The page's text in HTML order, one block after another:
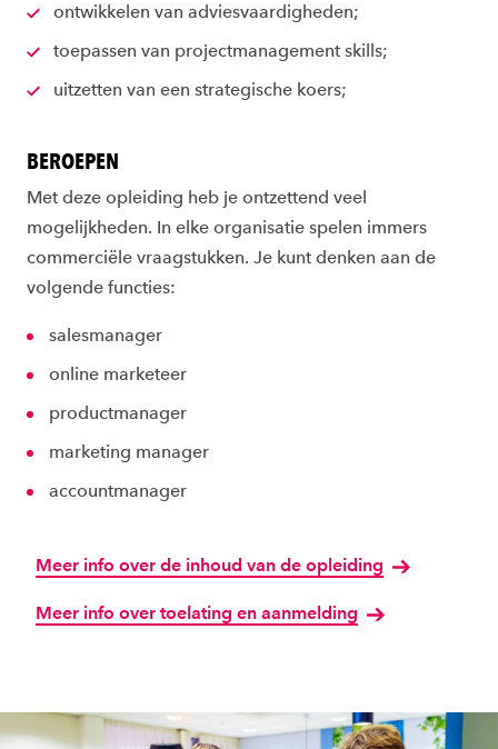
ontwikkelen van adviesvaardigheden;
toepassen van projectmanagement skills;
uitzetten van een strategische koers;
BEROEPEN
Met deze opleiding heb je ontzettend veel
mogelijkheden. In elke organisatie spelen immers
commerciële vraagstukken. Je kunt denken aan de
volgende functies:
salesmanager
online marketeer
productmanager
marketing manager
accountmanager
Meer info over de inhoud van de opleiding
Meer info over toelating en aanmelding